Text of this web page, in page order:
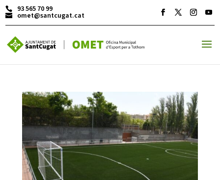
93 565 70 99
omet@santcugat.cat
ACTIVITATS D'ESTIU
MÓN ESCOLAR
ALBERG CENTRE ESPLAI